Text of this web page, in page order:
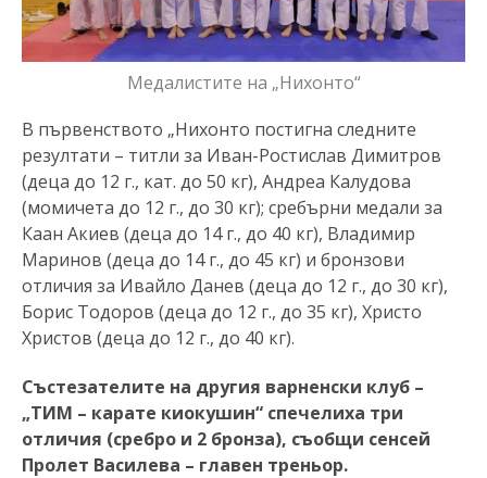
Медалистите на „Нихонто“
В първенството „Нихонто постигна следните
резултати – титли за Иван-Ростислав Димитров
(деца до 12 г., кат. до 50 кг), Андреа Калудова
(момичета до 12 г., до 30 кг); сребърни медали за
Каан Акиев (деца до 14 г., до 40 кг), Владимир
Маринов (деца до 14 г., до 45 кг) и бронзови
отличия за Ивайло Данев (деца до 12 г., до 30 кг),
Борис Тодоров (деца до 12 г., до 35 кг), Христо
Христов (деца до 12 г., до 40 кг).
Състезателите на другия варненски клуб –
„ТИМ – карате киокушин“ спечелиха три
отличия (сребро и 2 бронза), съобщи сенсей
Пролет Василева – главен треньор.